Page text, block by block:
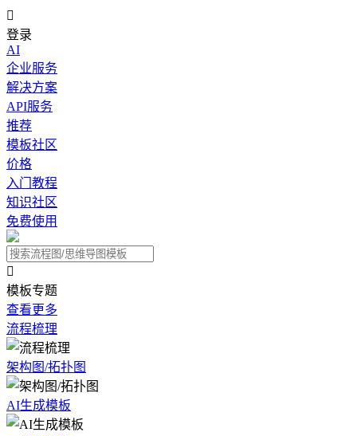

登录
AI
企业服务
解决方案
API服务
推荐
模板社区
价格
入门教程
知识社区
免费使用

模板专题
查看更多
流程梳理
架构图/拓扑图
AI生成模板